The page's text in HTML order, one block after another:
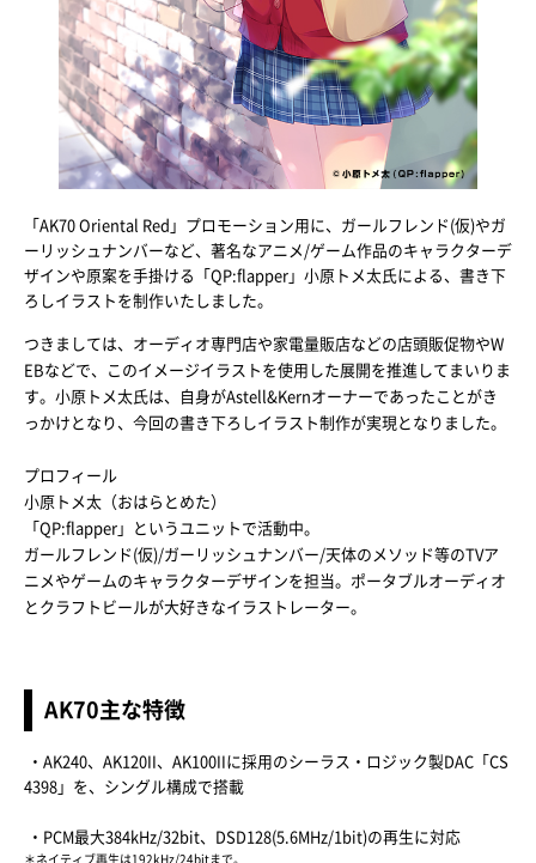
「AK70 Oriental Red」プロモーション用に、ガールフレンド(仮)やガ
ーリッシュナンバーなど、著名なアニメ/ゲーム作品のキャラクターデ
ザインや原案を手掛ける「QP:flapper」小原トメ太氏による、書き下
ろしイラストを制作いたしました。
つきましては、オーディオ専門店や家電量販店などの店頭販促物やW
EBなどで、このイメージイラストを使用した展開を推進してまいりま
す。小原トメ太氏は、自身がAstell&Kernオーナーであったことがき
っかけとなり、今回の書き下ろしイラスト制作が実現となりました。
プロフィール
小原トメ太（おはらとめた）
「QP:flapper」というユニットで活動中。
ガールフレンド(仮)/ガーリッシュナンバー/天体のメソッド等のTVア
ニメやゲームのキャラクターデザインを担当。ポータブルオーディオ
とクラフトビールが大好きなイラストレーター。
AK70主な特徴
・AK240、AK120II、AK100IIに採用のシーラス・ロジック製DAC「CS
4398」を、シングル構成で搭載
・PCM最大384kHz/32bit、DSD128(5.6MHz/1bit)の再生に対応
＊ネイティブ再生は192kHz/24bitまで。